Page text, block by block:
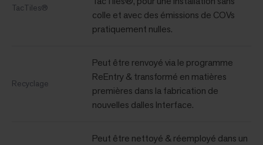
TacTiles®
colle et avec des émissions de COVs
pratiquement nulles.
Recyclage
Peut être renvoyé via le programme
ReEntry & transformé en matières
premières dans la fabrication de
nouvelles dalles Interface.
Peut être nettoyé & réemployé dans un